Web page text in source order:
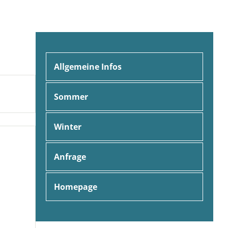
Allgemeine Infos
Sommer
Winter
Anfrage
Homepage